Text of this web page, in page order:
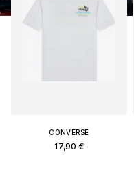
CONVERSE
17,90 €